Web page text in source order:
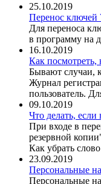
25.10.2019
Перенос ключей
Для переноса
в программу на
16.10.2019
Как посмотреть,
Бывают случаи,
Журнал
пользователь.
09.10.2019
Что делать,
При входе в
резервной
Как убрать
23.09.2019
Персональные
Персональные